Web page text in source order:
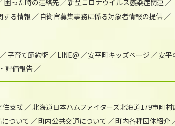
困った時の連絡先
新型コロナウイルス感染症関連
する情報 自衛官募集事務に係る対象者情報の提供
子育て節約術 LINE@ 安平町キッズページ 安平
評価報告
住支援 北海道日本ハムファイターズ北海道179市町村
ついて 町内公共交通について 町内各種団体紹介